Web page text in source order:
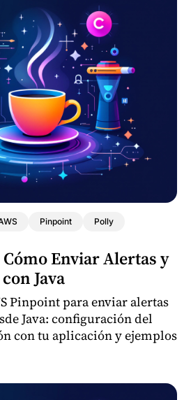
Pinpoint Polly
Enviar Alertas y
Java
Pinpoint para enviar alertas
Java: configuración del
con tu aplicación y ejemplos